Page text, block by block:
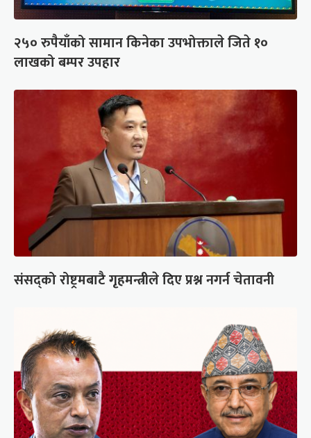
२५० रुपैयाँको सामान किनेका उपभोक्ताले जिते १०
लाखको बम्पर उपहार
संसद्को रोष्ट्रमबाटै गृहमन्त्रीले दिए प्रश्न नगर्न चेतावनी